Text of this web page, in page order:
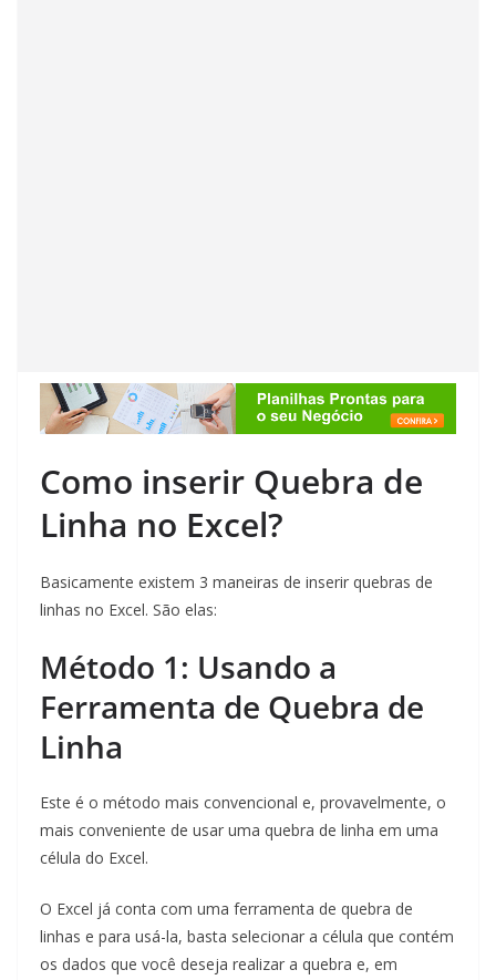
Como inserir Quebra de
Linha no Excel?
Basicamente existem 3 maneiras de inserir quebras de
linhas no Excel. São elas:
Método 1: Usando a
Ferramenta de Quebra de
Linha
Este é o método mais convencional e, provavelmente, o
mais conveniente de usar uma quebra de linha em uma
célula do Excel.
O Excel já conta com uma ferramenta de quebra de
linhas e para usá-la, basta selecionar a célula que contém
os dados que você deseja realizar a quebra e, em